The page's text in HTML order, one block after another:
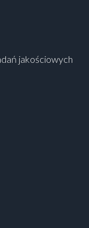
jakościowych